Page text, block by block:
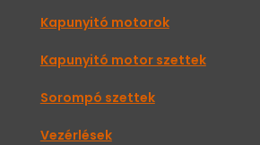
Kapunyitó motorok
Kapunyitó motor szettek
Sorompó szettek
Vezérlések